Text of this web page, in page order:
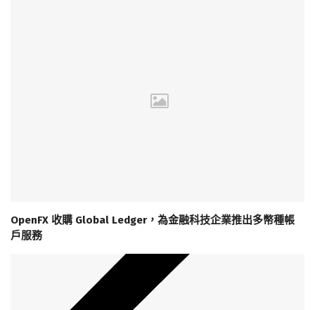
OpenFX 收購 Global Ledger，為金融科技企業推出多幣種帳
戶服務